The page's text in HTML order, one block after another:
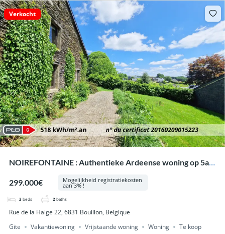
Verkocht
NOIREFONTAINE : Authentieke Ardeense woning op 5a
299.000€
Mogelijkheid registratiekosten
aan 3% !
3 beds 2 baths
Rue de la Haige 22, 6831 Bouillon, Belgique
Gite
Vakantiewoning Vrijstaande woning Woning Te koop